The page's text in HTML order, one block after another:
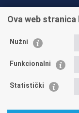
Ova web
Nužni
Funkcionalni
Statistički